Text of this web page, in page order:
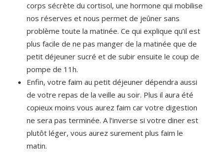
corps sécrète du cortisol, une hormone qui mobilise
nos réserves et nous permet de jeûner sans
problème toute la matinée. Ce qui explique qu’il est
plus facile de ne pas manger de la matinée que de
petit déjeuner sucré et de subir ensuite le coup de
pompe de 11h.
Enfin, votre faim au petit déjeuner dépendra aussi
de votre repas de la veille au soir. Plus il aura été
copieux moins vous aurez faim car votre digestion
ne sera pas terminée. A l’inverse si votre diner est
plutôt léger, vous aurez surement plus faim le
matin.